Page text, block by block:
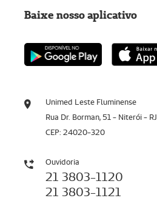
Unimed Leste Fluminense
Rua Dr. Borman, 51 - Niterói - RJ
CEP: 24020-320
Ouvidoria
21 3803-1120
21 3803-1121
Baixe nosso aplicativo